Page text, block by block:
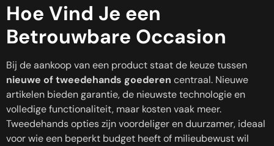
Hoe Vind Je een
Betrouwbare Occasion
Bij de aankoop van een product staat de keuze tussen
nieuwe of tweedehands goederen centraal. Nieuwe
artikelen bieden garantie, de nieuwste technologie en
volledige functionaliteit, maar kosten vaak meer.
Tweedehands opties zijn voordeliger en duurzamer, ideaal
voor wie een beperkt budget heeft of milieubewust wil